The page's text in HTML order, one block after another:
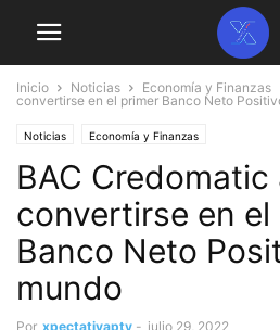
Inicio Noticias Economía y Finanzas
convertirse en el primer Banco Neto
Noticias Economía y Finanzas
BAC Credomatic
convertirse en el
Banco Neto
mundo
Por xpectativapty - julio 29, 2022